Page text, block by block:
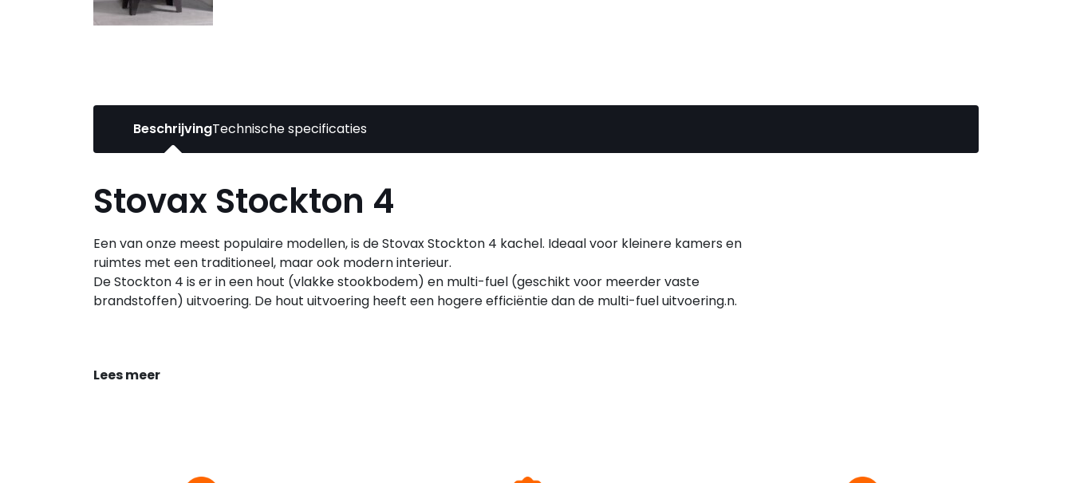
BeschrijvingTechnische specificaties
Stovax Stockton 4
Een van onze meest populaire modellen, is de Stovax Stockton 4 kachel. Ideaal voor kleinere kamers en
ruimtes met een traditioneel, maar ook modern interieur.
De Stockton 4 is er in een hout (vlakke stookbodem) en multi-fuel (geschikt voor meerder vaste
brandstoffen) uitvoering. De hout uitvoering heeft een hogere efficiëntie dan de multi-fuel uitvoering.n.
Lees meer